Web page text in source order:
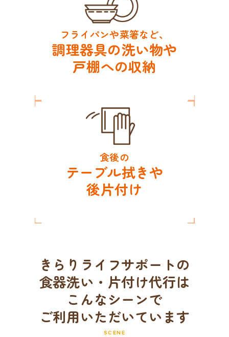
フライパンや菜箸など、
調理器具の洗い物や
戸棚への収納
食後の
テーブル拭きや
後片付け
きらりライフサポートの
食器洗い・片付け代行は
こんなシーンで
ご利用いただいています
SCENE